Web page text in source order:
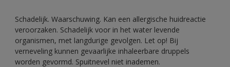
Schadelijk. Waarschuwing. Kan een allergische huidreactie
veroorzaken. Schadelijk voor in het water levende
organismen, met langdurige gevolgen. Let op! Bij
verneveling kunnen gevaarlijke inhaleerbare druppels
worden gevormd. Spuitnevel niet inademen.